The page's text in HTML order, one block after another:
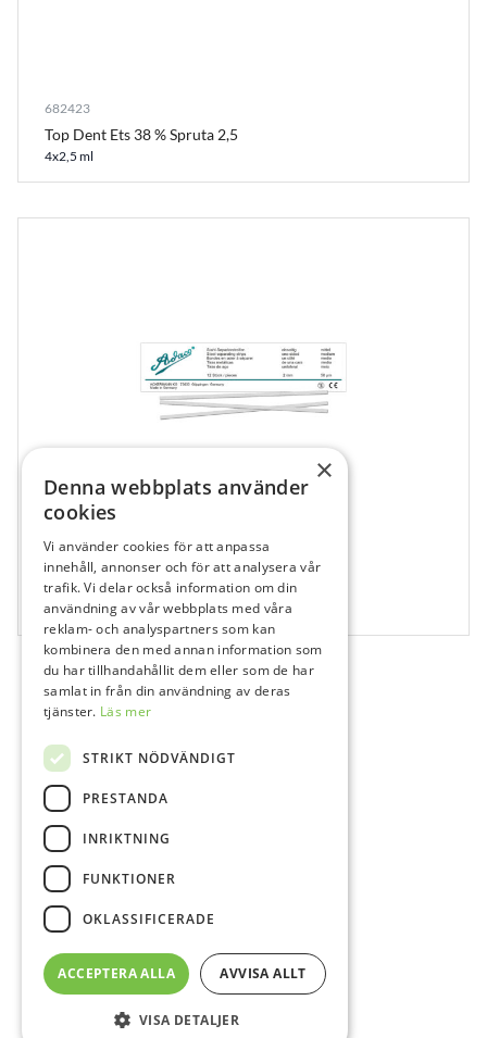
682423
Top Dent Ets 38 % Spruta 2,5
4x2,5 ml
619121
Stålstrips 2 mm
12 st
×
Denna webbplats använder
cookies
Vi använder cookies för att anpassa
innehåll, annonser och för att analysera vår
trafik. Vi delar också information om din
användning av vår webbplats med våra
reklam- och analyspartners som kan
kombinera den med annan information som
du har tillhandahållit dem eller som de har
samlat in från din användning av deras
tjänster. Läs mer
STRIKT NÖDVÄNDIGT
PRESTANDA
INRIKTNING
FUNKTIONER
OKLASSIFICERADE
ACCEPTERA ALLA AVVISA ALLT
VISA DETALJER